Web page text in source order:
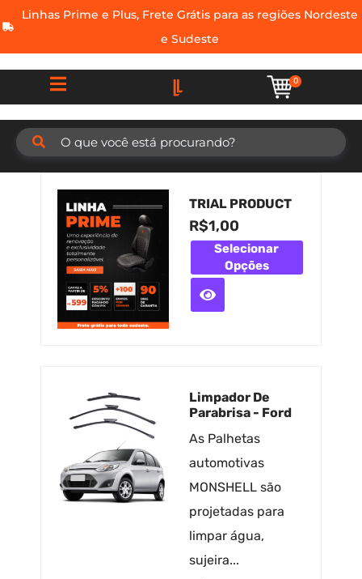
Linhas Prime e Plus, Frete Grátis para as regiões Nordeste
e Sudeste
0
TRIAL PRODUCT
R$1,00
Selecionar
Opções
Limpador De
Parabrisa - Ford
As Palhetas
automotivas
MONSHELL são
projetadas para
limpar água,
sujeira...